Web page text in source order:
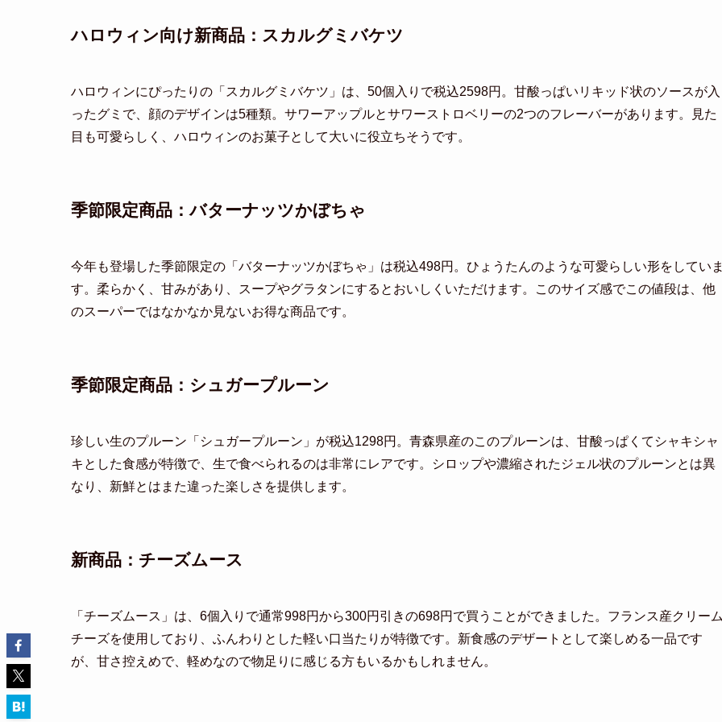
ハロウィン向け新商品：スカルグミバケツ
ハロウィンにぴったりの「スカルグミバケツ」は、50個入りで税込2598円。甘酸っぱいリキッド状のソースが入
ったグミで、顔のデザインは5種類。サワーアップルとサワーストロベリーの2つのフレーバーがあります。見た
目も可愛らしく、ハロウィンのお菓子として大いに役立ちそうです。
季節限定商品：バターナッツかぼちゃ
今年も登場した季節限定の「バターナッツかぼちゃ」は税込498円。ひょうたんのような可愛らしい形をしてい
す。柔らかく、甘みがあり、スープやグラタンにするとおいしくいただけます。このサイズ感でこの値段は、他
のスーパーではなかなか見ないお得な商品です。
季節限定商品：シュガープルーン
珍しい生のプルーン「シュガープルーン」が税込1298円。青森県産のこのプルーンは、甘酸っぱくてシャキシャ
キとした食感が特徴で、生で食べられるのは非常にレアです。シロップや濃縮されたジェル状のプルーンとは異
なり、新鮮とはまた違った楽しさを提供します。
新商品：チーズムース
「チーズムース」は、6個入りで通常998円から300円引きの698円で買うことができました。フランス産クリー
チーズを使用しており、ふんわりとした軽い口当たりが特徴です。新食感のデザートとして楽しめる一品です
が、甘さ控えめで、軽めなので物足りに感じる方もいるかもしれません。